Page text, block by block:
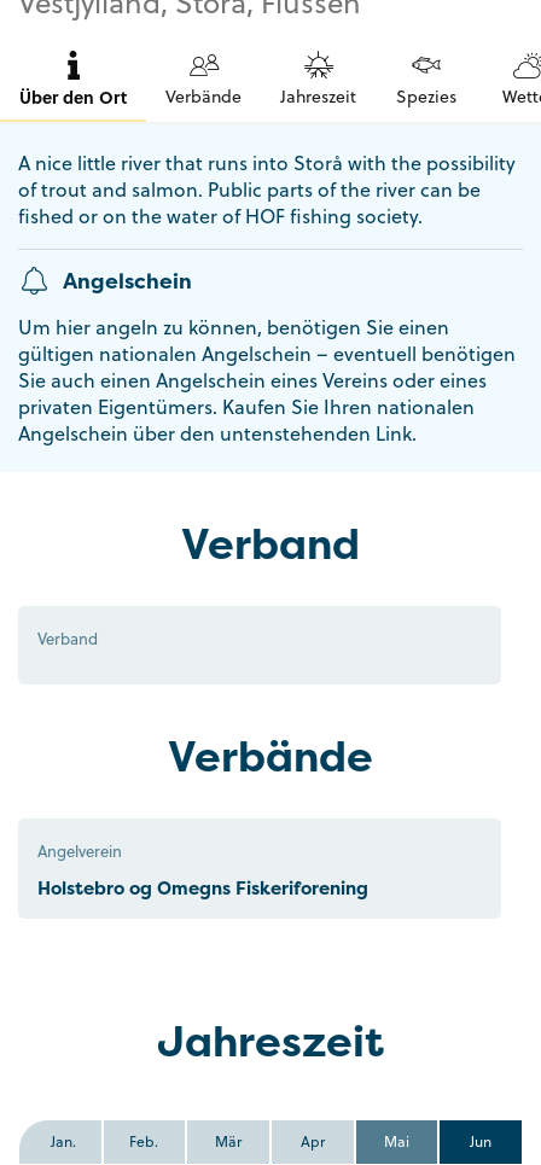
Über den Ort Verbände Jahreszeit Spezies
A nice little river that runs into Storå with the possibility
of trout and salmon. Public parts of the river can be
fished or on the water of HOF fishing society.
Angelschein
Um hier angeln zu können, benötigen Sie einen
gültigen nationalen Angelschein – eventuell benötigen
Sie auch einen Angelschein eines Vereins oder eines
privaten Eigentümers. Kaufen Sie Ihren nationalen
Angelschein über den untenstehenden Link.
Verband
Verband
Verbände
Angelverein
Holstebro og Omegns Fiskeriforening
Jahreszeit
Jan. Feb. Mär Apr Mai Jun